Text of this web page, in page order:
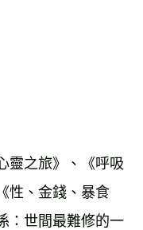
之旅》、《呼吸
性、金錢、暴食
：世間最難修的一